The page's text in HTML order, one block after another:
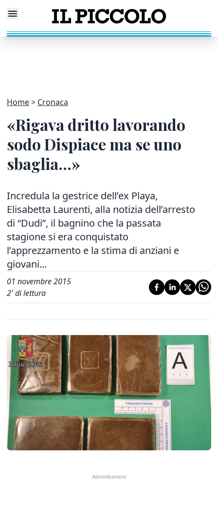
Home Cronaca
«Rigava dritto lavorando
sodo Dispiace ma se uno
sbaglia...»
Incredula la gestrice dell’ex Playa,
Elisabetta Laurenti, alla notizia dell’arresto
di “Dudi”, il bagnino che la passata
stagione si era conquistato
l’apprezzamento e la stima di anziani e
giovani...
01 novembre 2015
2' di lettura